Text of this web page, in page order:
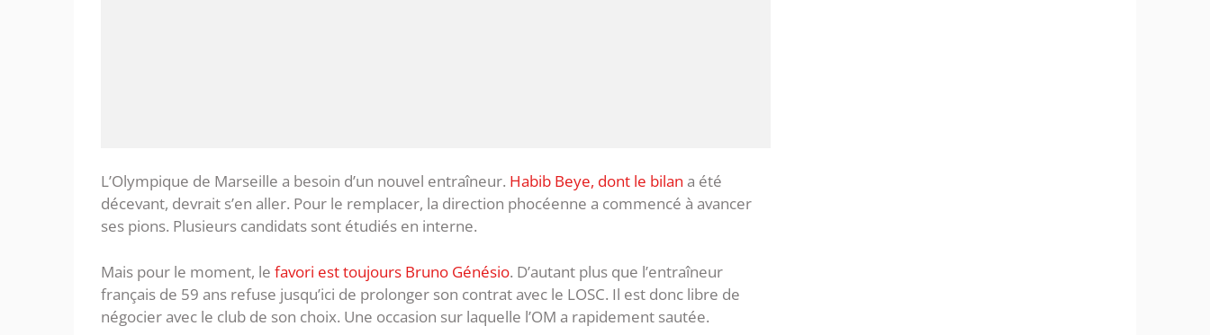
L’Olympique de Marseille a besoin d’un nouvel entraîneur. Habib Beye, dont le bilan a été
décevant, devrait s’en aller. Pour le remplacer, la direction phocéenne a commencé à avancer
ses pions. Plusieurs candidats sont étudiés en interne.
Mais pour le moment, le favori est toujours Bruno Génésio. D’autant plus que l’entraîneur
français de 59 ans refuse jusqu’ici de prolonger son contrat avec le LOSC. Il est donc libre de
négocier avec le club de son choix. Une occasion sur laquelle l’OM a rapidement sautée.